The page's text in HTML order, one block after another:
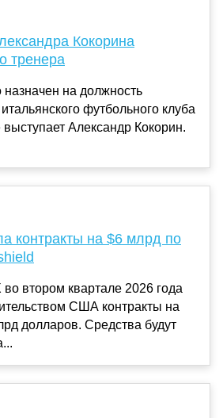
Кокорина
тренера
назначен на должность
футбольного клуба
Александр Кокорин.
контракты на $6 млрд по
втором квартале 2026 года
США контракты на
долларов. Средства будут